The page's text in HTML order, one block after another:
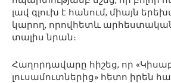
լավ գլուխ է հանում, միայն
կարող, որովհետև արհեստական
տալիս նրան։
Հաղորդավարը հիշեց, որ
լուսամուտներից» հետո իրեն